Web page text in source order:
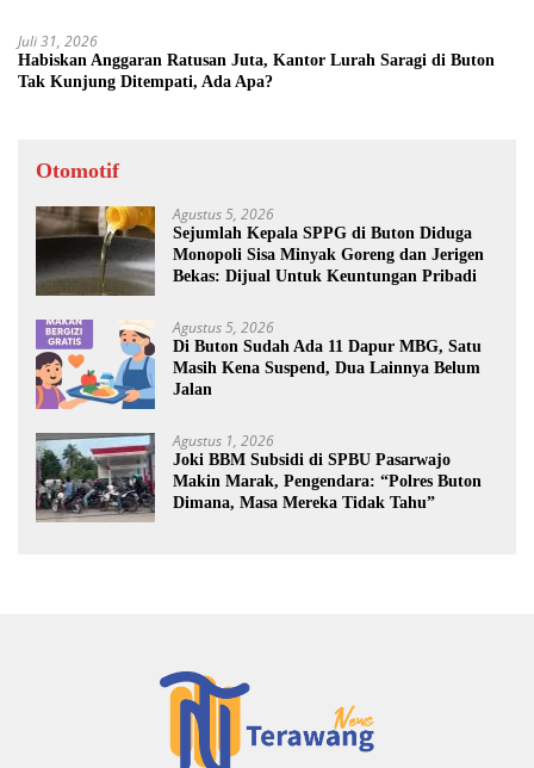
Juli 31, 2026
Habiskan Anggaran Ratusan Juta, Kantor Lurah Saragi di Buton
Tak Kunjung Ditempati, Ada Apa?
Otomotif
Agustus 5, 2026
Sejumlah Kepala SPPG di Buton Diduga
Monopoli Sisa Minyak Goreng dan Jerigen
Bekas: Dijual Untuk Keuntungan Pribadi
Agustus 5, 2026
Di Buton Sudah Ada 11 Dapur MBG, Satu
Masih Kena Suspend, Dua Lainnya Belum
Jalan
Agustus 1, 2026
Joki BBM Subsidi di SPBU Pasarwajo
Makin Marak, Pengendara: “Polres Buton
Dimana, Masa Mereka Tidak Tahu”